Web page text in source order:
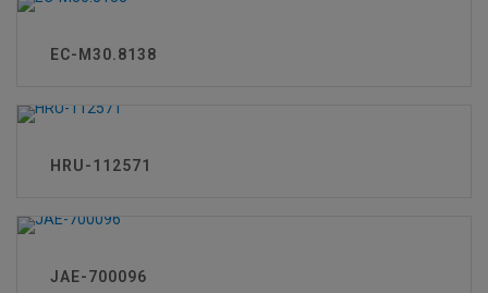
EC-M30.8138
HRU-112571
JAE-700096